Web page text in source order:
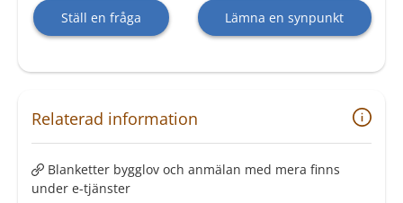
Ställ en fråga Lämna en synpunkt
Relaterad information
Blanketter bygglov och anmälan med mera finns
under e-tjänster